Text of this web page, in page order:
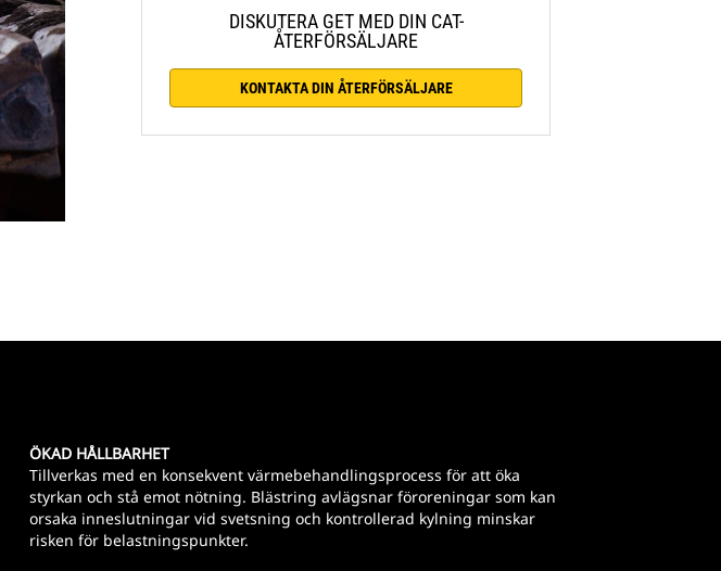
DISKUTERA GET MED DIN CAT-
ÅTERFÖRSÄLJARE
KONTAKTA DIN ÅTERFÖRSÄLJARE
ÖKAD HÅLLBARHET
Tillverkas med en konsekvent värmebehandlingsprocess för att öka
styrkan och stå emot nötning. Blästring avlägsnar föroreningar som kan
orsaka inneslutningar vid svetsning och kontrollerad kylning minskar
risken för belastningspunkter.